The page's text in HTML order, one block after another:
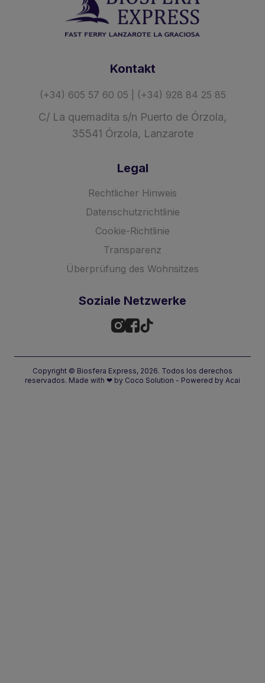
Kontakt
(+34) 605 57 60 05 | (+34) 928 84 25 85
C/ La quemadita s/n Puerto de Órzola,
35541 Órzola, Lanzarote
Legal
Rechtlicher Hinweis
Datenschutzrichtlinie
Cookie-Richtlinie
Transparenz
Überprüfung des Wohnsitzes
Soziale Netzwerke
Copyright © Biosfera Express, 2026. Todos los derechos
reservados. Made with ❤ by Coco Solution - Powered by Acai